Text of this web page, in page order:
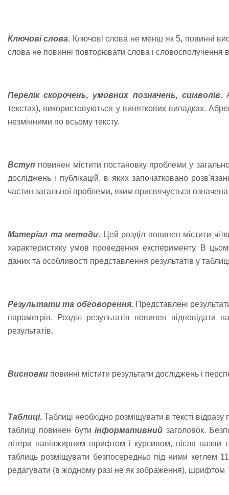
Ключові слова. Ключові слова не менш як 5, повинні
слова не повинні повторювати слова і словосполучення в
Перелік скорочень, умовних позначень, символів.
текстах), використовуються у виняткових випадках.
незмінними по всьому тексту.
Вступ повинен містити постановку проблеми у
досліджень і публікацій, в яких започатковано
частин загальної проблеми, яким присвячується
Матеріал та методи. Цей розділ повинен містити
характеристику умов проведення експерименту. В
даних та особливості представлення результатів у
Результатита обговорення. Представлені
параметрів. Розділ результатів повинен
результатів.
Висновки повинні містити результати досліджень і
Таблиці. Таблиці необхідно розміщувати в тексті
таблиці повинен бутиінформативний заголовок.
літери напівжирним шрифтом і курсивом, після
таблиць розміщувати безпосередньо під ними кеглем
редагувати (в жодному разі не як зображення), шрифтом